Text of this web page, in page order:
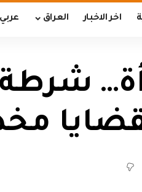
اخر الاخبار العراق